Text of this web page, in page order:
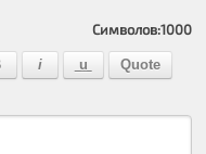
Символов:1000